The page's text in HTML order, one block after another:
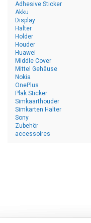
Adhesive Sticker
Akku
Display
Halter
Holder
Houder
Huawei
Middle Cover
Mittel Gehäuse
Nokia
OnePlus
Plak Sticker
Simkaarthouder
Simkarten Halter
Sony
Zubehör
accessoires